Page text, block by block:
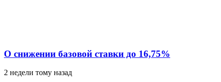
О снижении базовой ставки до 16,75%
2 недели тому назад